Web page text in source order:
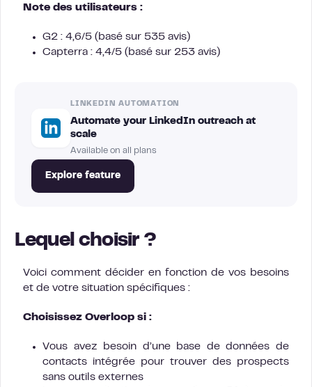
Note des utilisateurs :
G2 : 4,6/5 (basé sur 535 avis)
Capterra : 4,4/5 (basé sur 253 avis)
LINKEDIN AUTOMATION
Automate your LinkedIn outreach at
scale
Available on all plans
Explore feature
Lequel choisir ?
Voici comment décider en fonction de vos besoins
et de votre situation spécifiques :
Choisissez Overloop si :
Vous avez besoin d’une base de données de
contacts intégrée pour trouver des prospects
sans outils externes